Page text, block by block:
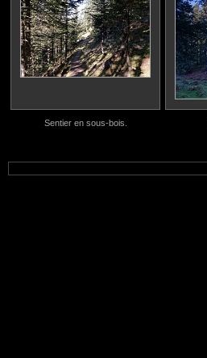
Sentier en sous-bois.